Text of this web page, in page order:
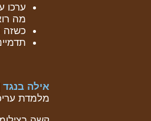
מה
כשזה
אילה בנגד
מלמדת